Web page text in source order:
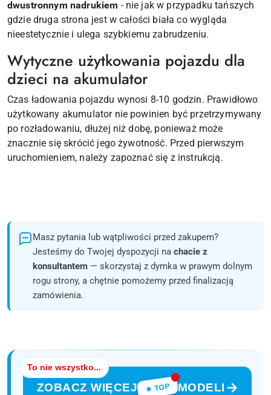
dwustronnym nadrukiem - nie jak w przypadku tańszych
gdzie druga strona jest w całości biała co wygląda
nieestetycznie i ulega szybkiemu zabrudzeniu.
Wytyczne użytkowania pojazdu dla
dzieci na akumulator
Czas ładowania pojazdu wynosi 8-10 godzin. Prawidłowo
użytkowany akumulator nie powinien być przetrzymywany
po rozładowaniu, dłużej niż dobę, ponieważ może
znacznie się skrócić jego żywotność. Przed pierwszym
uruchomieniem, należy zapoznać się z instrukcją.
Masz pytania lub wątpliwości przed zakupem?
Jesteśmy do Twojej dyspozycji na chacie z
konsultantem — skorzystaj z dymka w prawym dolnym
rogu strony, a chętnie pomożemy przed finalizacją
zamówienia.
To nie wszystko...
ZOBACZ WIĘCEJ ★ TOP MODELI